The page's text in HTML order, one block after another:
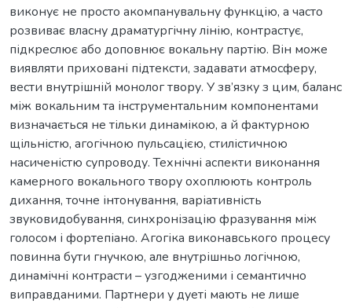
виконує не просто акомпанувальну функцію, а часто
розвиває власну драматургічну лінію, контрастує,
підкреслює або доповнює вокальну партію. Він може
виявляти приховані підтексти, задавати атмосферу,
вести внутрішній монолог твору. У зв’язку з цим, баланс
між вокальним та інструментальним компонентами
визначається не тільки динамікою, а й фактурною
щільністю, агогічною пульсацією, стилістичною
насиченістю супроводу. Технічні аспекти виконання
камерного вокального твору охоплюють контроль
дихання, точне інтонування, варіативність
звуковидобування, синхронізацію фразування між
голосом і фортепіано. Агогіка виконавського процесу
повинна бути гнучкою, але внутрішньо логічною,
динамічні контрасти – узгодженими і семантично
виправданими. Партнери у дуеті мають не лише